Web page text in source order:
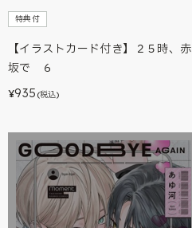
特典付
【イラストカード付き】２５時、赤
坂で ６
¥935 (税込)